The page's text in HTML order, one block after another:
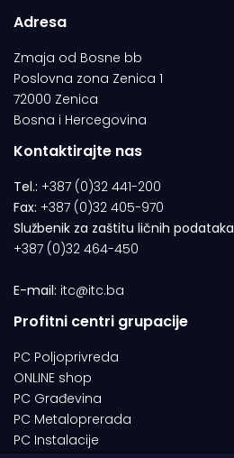
Adresa
Zmaja od Bosne bb
Poslovna zona Zenica 1
72000 Zenica
Bosna i Hercegovina
Kontaktirajte nas
Tel.: +387 (0)32 441-200
Fax: +387 (0)32 405-970
Službenik za zaštitu ličnih podataka
+387 (0)32 464-450
E-mail: itc@itc.ba
Profitni centri grupacije
PC Poljoprivreda
ONLINE shop
PC Građevina
PC Metaloprerada
PC Instalacije